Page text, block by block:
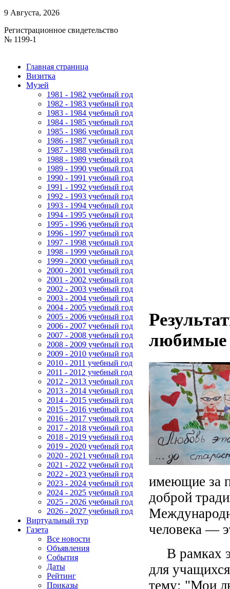
9 Августа, 2026
Регистрационное свидетельство
№ 1199-1
Главная страница
Визитка
Музей
1981 - 1982 учебный год
1982 - 1983 учебный год
1983 - 1984 учебный год
1984 - 1985 учебный год
1985 - 1986 учебный год
1986 - 1987 учебный год
1987 - 1988 учебный год
1988 - 1989 учебный год
1989 - 1990 учебный год
1990 - 1991 учебный год
1991 - 1992 учебный год
1992 - 1993 учебный год
1993 - 1994 учебный год
1994 - 1995 учебный год
1995 - 1996 учебный год
1996 - 1997 учебный год
1997 - 1998 учебный год
1998 - 1999 учебный год
1999 - 2000 учебный год
2000 - 2001 учебный год
2001 - 2002 учебный год
2002 - 2003 учебный год
2003 - 2004 учебный год
2004 - 2005 учебный год
2005 - 2006 учебный год
2006 - 2007 учебный год
2007 - 2008 учебный год
2008 - 2009 учебный год
2009 - 2010 учебный год
2010 - 2011 учебный год
2011 - 2012 учебный год
2012 - 2013 учебный год
2013 - 2014 учебный год
2014 - 2015 учебный год
2015 - 2016 учебный год
2016 - 2017 учебный год
2017 - 2018 учебный год
2018 - 2019 учебный год
2019 - 2020 учебный год
2020 - 2021 учебный год
2021 - 2022 учебный год
2022 - 2023 учебный год
2023 - 2024 учебный год
2024 - 2025 учебный год
2025 - 2026 учебный год
2026 - 2027 учебный год
Виртуальный тур
Газета
Все новости
Объявления
События
Даты
Рейтинг
Приказы
любимые
имеющие за
доброй
человека —
В рамках
для
тему: "Мои